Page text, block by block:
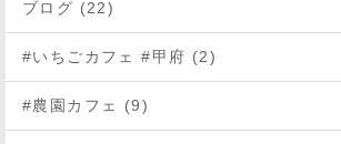
ブログ (22)
#いちごカフェ #甲府 (2)
#農園カフェ (9)